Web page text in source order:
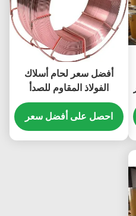
أفضل سعر لحام أسلاك
الفولاذ المقاوم للصدأ
احصل على أفضل سعر